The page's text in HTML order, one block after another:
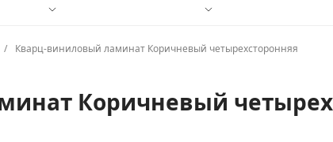
Кварц-виниловый ламинат Коричневый четырехсторонняя
Коричневый